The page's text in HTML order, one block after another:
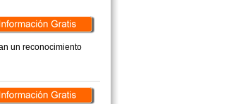
un reconocimiento